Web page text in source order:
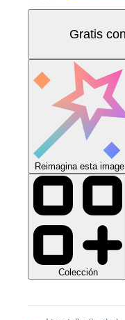
Gratis
Reimagina esta
Colección